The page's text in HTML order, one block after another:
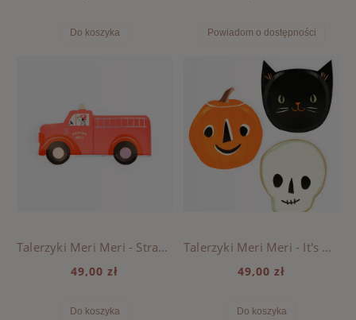
Do koszyka Powiadom o dostępności
Talerzyki Meri Meri - Straż pożarna
49,00 zł
Do koszyka
Talerzyki Meri Meri - It's Halloween
49,00 zł
Do koszyka